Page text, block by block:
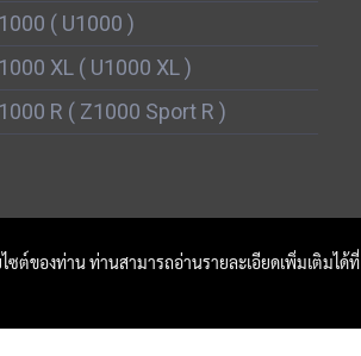
( U1000 )
XL ( U1000 XL )
R ( Z1000 Sport R )
ต์ของท่าน ท่านสามารถอ่านรายละเอียดเพิ่มเติมได้ที่